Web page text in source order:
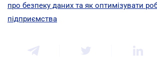
про безпеку даних та як оптимізувати
підприємства